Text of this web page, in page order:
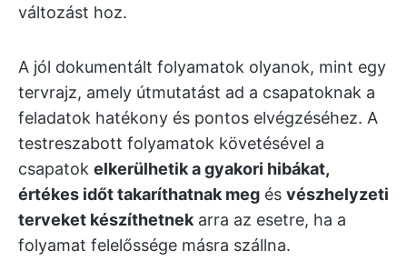
változást hoz.
A jól dokumentált folyamatok olyanok, mint egy
tervrajz, amely útmutatást ad a csapatoknak a
feladatok hatékony és pontos elvégzéséhez. A
testreszabott folyamatok követésével a
csapatok elkerülhetik a gyakori hibákat,
értékes időt takaríthatnak meg és vészhelyzeti
terveket készíthetnek arra az esetre, ha a
folyamat felelőssége másra szállna.